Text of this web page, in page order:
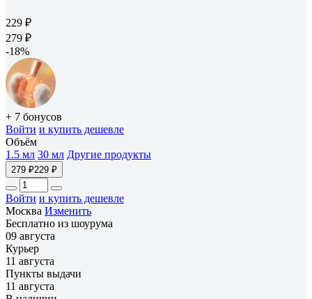
229 ₽
279 ₽
-18%
+ 7 бонусов
Войти и купить дешевле
Объём
1.5 мл 30 мл Другие продукты
279 ₽229 ₽
Войти и купить дешевле
Москва Изменить
Бесплатно из шоурума
09 августа
Курьер
11 августа
Пункты выдачи
11 августа